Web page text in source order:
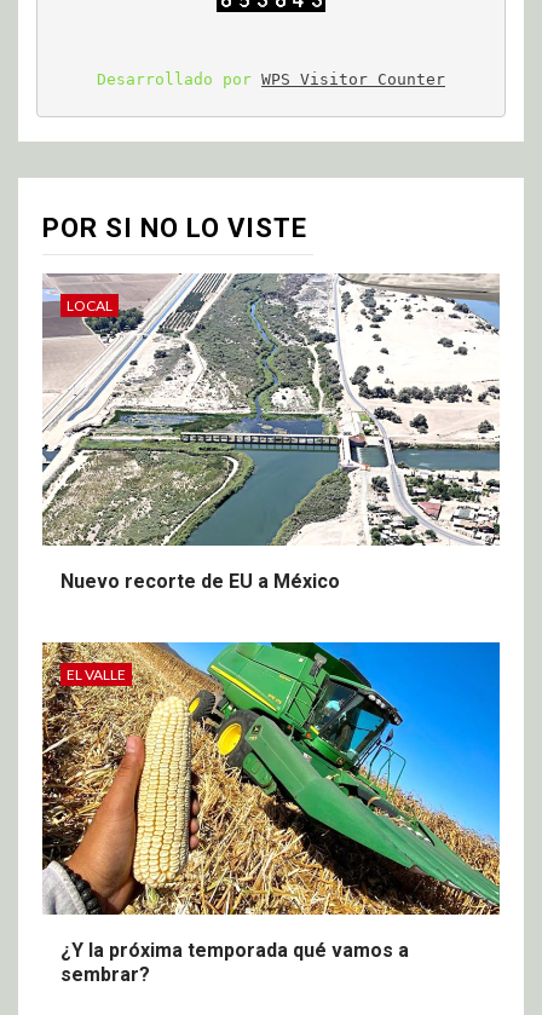
Desarrollado por WPS Visitor Counter
POR SI NO LO VISTE
LOCAL
Nuevo recorte de EU a México
EL VALLE
¿Y la próxima temporada qué vamos a
sembrar?